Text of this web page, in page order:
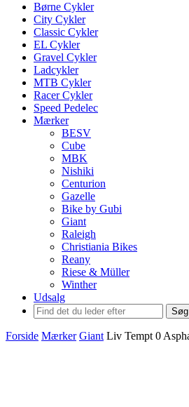
Børne Cykler
City Cykler
Classic Cykler
EL Cykler
Gravel Cykler
Ladcykler
MTB Cykler
Racer Cykler
Speed Pedelec
Mærker
BESV
Cube
MBK
Nishiki
Centurion
Gazelle
Bike by Gubi
Giant
Raleigh
Christiania Bikes
Reany
Riese & Müller
Winther
Udsalg
Søg
Forside Mærker Giant Liv Tempt 0